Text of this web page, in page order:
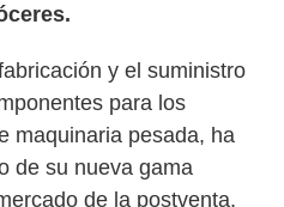
y el suministro
para los
maquinaria pesada, ha
de su nueva gama
de la postventa,